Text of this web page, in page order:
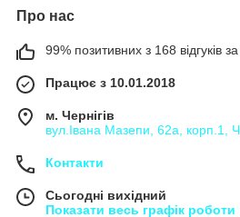
Про нас
99% позитивних з 168 відгуків за
Працює з 10.01.2018
м. Чернігів
вул.Івана Мазепи, 62а, корп.1,
Контакти
Сьогодні вихідний
Показати весь графік роботи